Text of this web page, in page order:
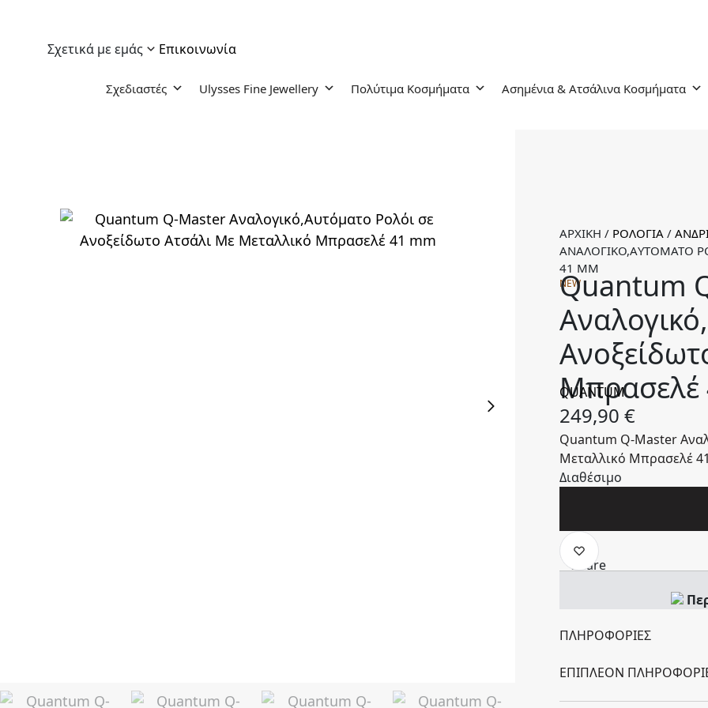
Σχετικά με εμάς Επικοινωνία
Σχεδιαστές Ulysses Fine Jewellery Πολύτιμα Κοσμήματα Ασημένια & Ατσάλινα Κοσμήματα
ΑΡΧΙΚΉ / ΡΟΛΌΓΙΑ /
ΑΝΑΛΟΓΙΚΌ,AΥΤΌΜΑΤΟ
41 MM
NEW
Quantum
Μπρασελέ
QUANTUM
249,90 €
Quantum Q-Master
Μεταλλικό Μπρασελέ
Διαθέσιμο
ΠΛΗΡΟΦΟΡΊΕΣ
ΕΠΙΠΛΈΟΝ